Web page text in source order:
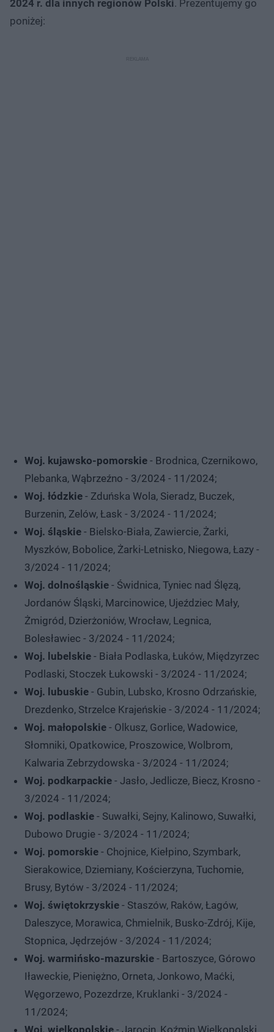
2024 r. dla innych regionów Polski. Prezentujemy go
poniżej:
Woj. kujawsko-pomorskie - Brodnica, Czernikowo,
Plebanka, Wąbrzeźno - 3/2024 - 11/2024;
Woj. łódzkie - Zduńska Wola, Sieradz, Buczek,
Burzenin, Zelów, Łask - 3/2024 - 11/2024;
Woj. śląskie - Bielsko-Biała, Zawiercie, Żarki,
Myszków, Bobolice, Żarki-Letnisko, Niegowa, Łazy -
3/2024 - 11/2024;
Woj. dolnośląskie - Świdnica, Tyniec nad Ślęzą,
Jordanów Śląski, Marcinowice, Ujeździec Mały,
Żmigród, Dzierżoniów, Wrocław, Legnica,
Bolesławiec - 3/2024 - 11/2024;
Woj. lubelskie - Biała Podlaska, Łuków, Międzyrzec
Podlaski, Stoczek Łukowski - 3/2024 - 11/2024;
Woj. lubuskie - Gubin, Lubsko, Krosno Odrzańskie,
Drezdenko, Strzelce Krajeńskie - 3/2024 - 11/2024;
Woj. małopolskie - Olkusz, Gorlice, Wadowice,
Słomniki, Opatkowice, Proszowice, Wolbrom,
Kalwaria Zebrzydowska - 3/2024 - 11/2024;
Woj. podkarpackie - Jasło, Jedlicze, Biecz, Krosno -
3/2024 - 11/2024;
Woj. podlaskie - Suwałki, Sejny, Kalinowo, Suwałki,
Dubowo Drugie - 3/2024 - 11/2024;
Woj. pomorskie - Chojnice, Kiełpino, Szymbark,
Sierakowice, Dziemiany, Kościerzyna, Tuchomie,
Brusy, Bytów - 3/2024 - 11/2024;
Woj. świętokrzyskie - Staszów, Raków, Łagów,
Daleszyce, Morawica, Chmielnik, Busko-Zdrój, Kije,
Stopnica, Jędrzejów - 3/2024 - 11/2024;
Woj. warmińsko-mazurskie - Bartoszyce, Górowo
Iławeckie, Pieniężno, Orneta, Jonkowo, Maćki,
Węgorzewo, Pozezdrze, Kruklanki - 3/2024 -
11/2024;
Woj. wielkopolskie - Jarocin, Koźmin Wielkopolski,